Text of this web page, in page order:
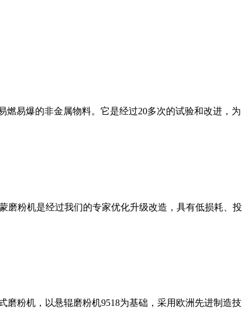
易爆的非金属物料。它是经过20多次的试验和改进，为
磨粉机是经过我们的专家优化升级改造，具有低损耗、投
粉机，以悬辊磨粉机9518为基础，采用欧洲先进制造技